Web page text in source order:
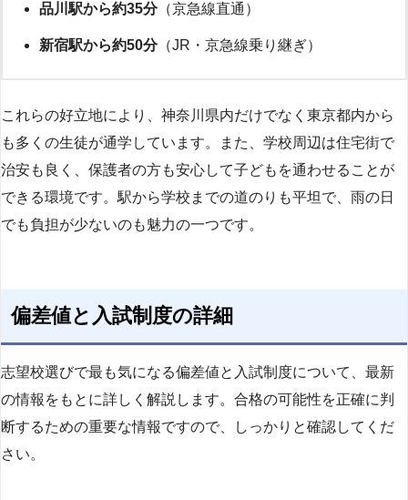
品川駅から約35分（京急線直通）
新宿駅から約50分（JR・京急線乗り継ぎ）
これらの好立地により、神奈川県内だけでなく東京都内から
も多くの生徒が通学しています。また、学校周辺は住宅街で
治安も良く、保護者の方も安心して子どもを通わせることが
できる環境です。駅から学校までの道のりも平坦で、雨の日
でも負担が少ないのも魅力の一つです。
偏差値と入試制度の詳細
志望校選びで最も気になる偏差値と入試制度について、最新
の情報をもとに詳しく解説します。合格の可能性を正確に判
断するための重要な情報ですので、しっかりと確認してくだ
さい。